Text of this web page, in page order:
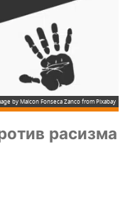
by Maicon Fonseca Zanco from Pixabay
расизма